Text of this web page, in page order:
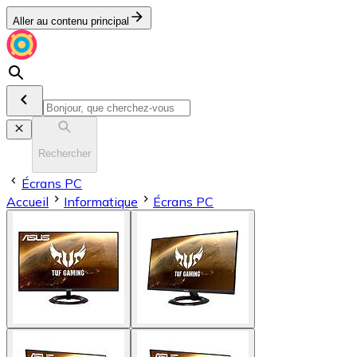
Aller au contenu principal
Rechercher
Écrans PC
Accueil
Informatique Écrans PC